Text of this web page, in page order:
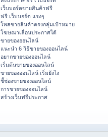
เว็บบอร์ดขายสินค้าฟรี
ฟรี เว็บบอร์ด แรงๆ
โพสขายสินค้าตรงกลุ่มเป้าหมาย
โฆษณาเลื่อนประกาศได้
ขายของออนไลน์
แนะนำ 6 วิธีขายของออนไลน์
อยากขายของออนไลน์
เริ่มต้นขายของออนไลน์
ขายของออนไลน์ เริ่มยังไง
ชี้ช่องขายของออนไลน์
การขายของออนไลน์
สร้างเว็บฟรีประกาศ